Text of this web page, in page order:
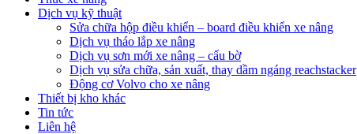
Dịch vụ kỹ thuật
Sửa chữa hộp điều khiển – board điều khiển xe nâng
Dịch vụ tháo lắp xe nâng
Dịch vụ sơn mới xe nâng – cẩu bờ
Dịch vụ sửa chữa, sản xuất, thay dầm ngáng reachstacker
Động cơ Volvo cho xe nâng
Thiết bị kho khác
Tin tức
Liên hệ